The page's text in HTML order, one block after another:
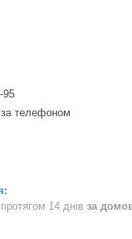
95
телефоном
14 днів за